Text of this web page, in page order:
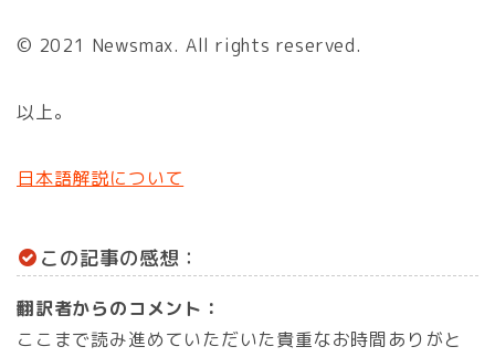
© 2021 Newsmax. All rights reserved.
以上。
日本語解説について
この記事の感想：
翻訳者からのコメント：
ここまで読み進めていただいた貴重なお時間ありがと